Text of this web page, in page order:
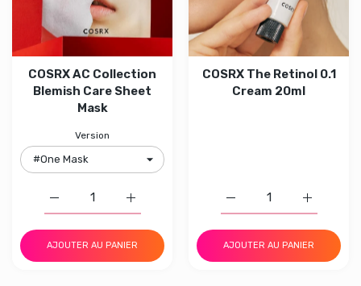
COSRX AC Collection
Blemish Care Sheet
Mask
Version
Augmenter la quantité de COSRX AC
Augmenter la quantité de COSRX AC Collection
AJOUTER AU PANIER
COSRX The Retinol 0.1
Cream 20ml
Augmenter la quantité
AJOUTER AU PANIER